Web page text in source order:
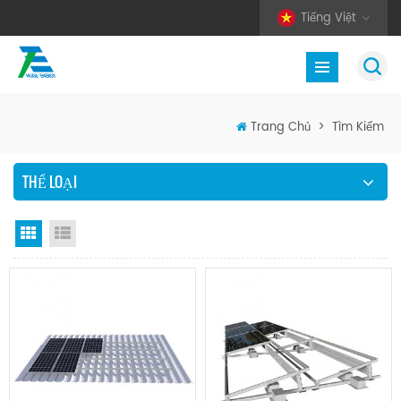
Tiếng Việt
Trang Chủ > Tìm Kiếm
THỂ LOẠI
Chế độ hiển thị theo ô